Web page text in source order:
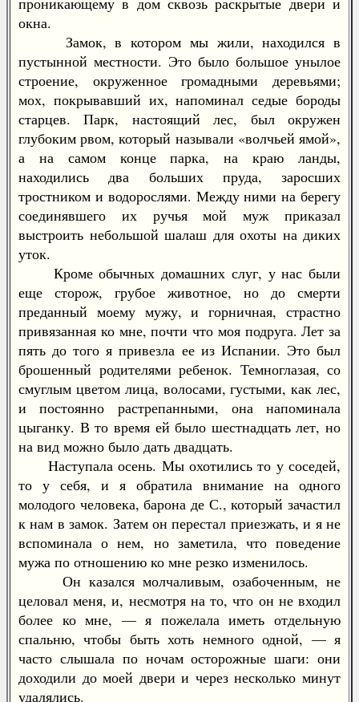
окна.
Замок, в котором мы жили, находился в
пустынной местности. Это было большое унылое
строение, окруженное громадными деревьями;
мох, покрывавший их, напоминал седые бороды
старцев. Парк, настоящий лес, был окружен
глубоким рвом, который называли «волчьей ямой»,
а на самом конце парка, на краю ланды,
находились два больших пруда, заросших
тростником и водорослями. Между ними на берегу
соединявшего их ручья мой муж приказал
выстроить небольшой шалаш для охоты на диких
уток.
Кроме обычных домашних слуг, у нас были
еще сторож, грубое животное, но до смерти
преданный моему мужу, и горничная, страстно
привязанная ко мне, почти что моя подруга. Лет за
пять до того я привезла ее из Испании. Это был
брошенный родителями ребенок. Темноглазая, со
смуглым цветом лица, волосами, густыми, как лес,
и постоянно растрепанными, она напоминала
цыганку. В то время ей было шестнадцать лет, но
на вид можно было дать двадцать.
Наступала осень. Мы охотились то у соседей,
то у себя, и я обратила внимание на одного
молодого человека, барона де С., который зачастил
к нам в замок. Затем он перестал приезжать, и я не
вспоминала о нем, но заметила, что поведение
мужа по отношению ко мне резко изменилось.
Он казался молчаливым, озабоченным, не
целовал меня, и, несмотря на то, что он не входил
более ко мне, — я пожелала иметь отдельную
спальню, чтобы быть хоть немного одной, — я
часто слышала по ночам осторожные шаги: они
доходили до моей двери и через несколько минут
удалялись.